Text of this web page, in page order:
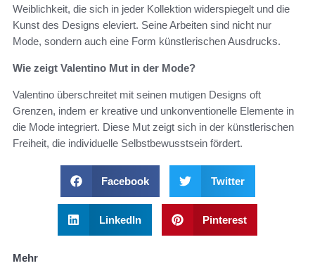
Weiblichkeit, die sich in jeder Kollektion widerspiegelt und die
Kunst des Designs eleviert. Seine Arbeiten sind nicht nur
Mode, sondern auch eine Form künstlerischen Ausdrucks.
Wie zeigt Valentino Mut in der Mode?
Valentino überschreitet mit seinen mutigen Designs oft
Grenzen, indem er kreative und unkonventionelle Elemente in
die Mode integriert. Diese Mut zeigt sich in der künstlerischen
Freiheit, die individuelle Selbstbewusstsein fördert.
Facebook Twitter
LinkedIn Pinterest
Mehr